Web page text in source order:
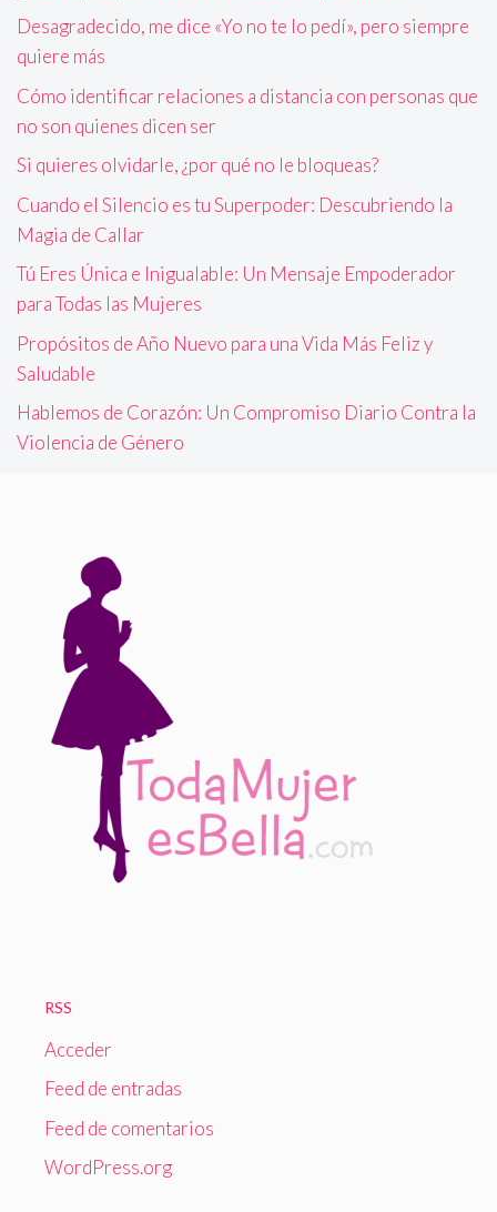
Desagradecido, me dice «Yo no te lo pedí», pero siempre
quiere más
Cómo identificar relaciones a distancia con personas que
no son quienes dicen ser
Si quieres olvidarle, ¿por qué no le bloqueas?
Cuando el Silencio es tu Superpoder: Descubriendo la
Magia de Callar
Tú Eres Única e Inigualable: Un Mensaje Empoderador
para Todas las Mujeres
Propósitos de Año Nuevo para una Vida Más Feliz y
Saludable
Hablemos de Corazón: Un Compromiso Diario Contra la
Violencia de Género
RSS
Acceder
Feed de entradas
Feed de comentarios
WordPress.org